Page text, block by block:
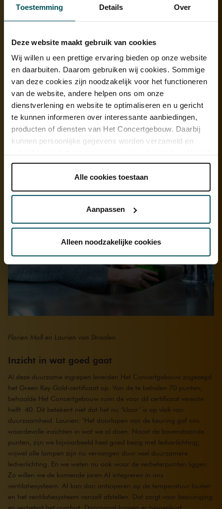
Toestemming Details Over
Deze website maakt gebruik van cookies
Wij willen u een prettige ervaring bieden op onze website
en daarbuiten. Daarom gebruiken wij cookies. Sommige
van deze cookies zijn noodzakelijk voor het functioneren
van de website, andere helpen ons om onze
dienstverlening en website te optimaliseren en u gericht
te kunnen informeren over interessante aanbiedingen,
producten of diensten van Het Concertgebouw. Daarbij
kunnen persoonlijke gegevens worden verzameld en
onder 'aanpassen' zelf welke cookies wij mogen
Lees onze cookieverklaring hier. Lees onze
Via decookieverklaringop onze website kunt u uw
32 derdendie uw gegevens
kunnen ontvangen en verwerken.
Alle cookies toestaan
Aanpassen
Alleen noodzakelijke cookies
Bitterballen van koffiedrab
Laurien: ‘We schenken bijvoorbeeld dranken uit glas en in glas;
we een bruiswatertap, zo omzeilen we het gebruik van waterflessen
en tappen we het water zó in het glas. In de tuin hebben we een
insectenhotel, een regenton en een groendak. Er is ook een
moestuin, waar vergaarde koffiedrab uit de koffiemachines van de
bars terechtkomt. Een ander deel van deze koffiedrab wordt
geleverd aan een bedrijf, dat er paddenstoelen van kweekt. Deze
worden verwerkt tot oesterzwambitterballen, die we serveren tijdens
ontvangsten. Nog iets anders: in de kelder staat een verzamelpunt
wordt dan elders hergebruikt.’
Florien Moll en Laurien van Straalen
Inzicht in wat goed gaat
Al deze duurzame ingrepen leverden Het Concertgebouw zogezegd
het Green Key Gold-certificaat op. Van de te behalen 70 punten,
behaalde Het Concertgebouw ruim de voor dit certificaat vereiste
helft: 40. Dit betekent niet dat het nu ‘klaar’ is op vlak van
duurzaamheid. Laurien: ‘Het doorlopen van de keuring gaf ons
waardevolle inzichten in wat we al doen. Naast de bovenstaande
punten, zijn we bijvoorbeeld heel goed bezig met ledverlichting;
vrijwel alle lampen zijn nu vervangen door veel duurzamere
ledverlichting. En we weten nu ook waar de verbeterpunten liggen.
Zo willen we de komende jaren AI integreren in ons
ventilatiesysteem. AI kan dan anticiperen op de temperatuur buiten
en het ventilatiesysteem vanzelf afstellen. Dat zorgt voor bezuiniging
en verbetert het comfort. Daarnaast komen er binnenkort